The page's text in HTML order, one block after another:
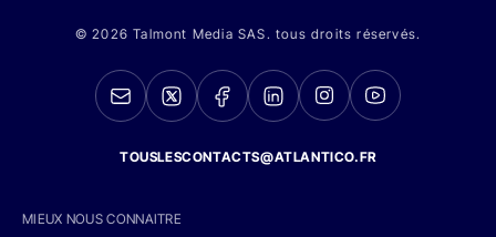
© 2026 Talmont Media SAS. tous droits réservés.
TOUSLESCONTACTS@ATLANTICO.FR
MIEUX NOUS CONNAITRE